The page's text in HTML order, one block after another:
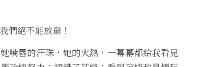
們絕不能放棄 ！
她嘴唇的汗珠，她的火熱，一幕幕都給我看見